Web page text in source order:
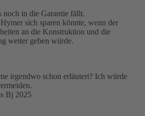
noch in die Garantie fällt.
sich sparen könnte, wenn der
an die Konstruktion und die
weiter geben würde.
irgendwo schon erläutert? Ich würde
Bj 2025